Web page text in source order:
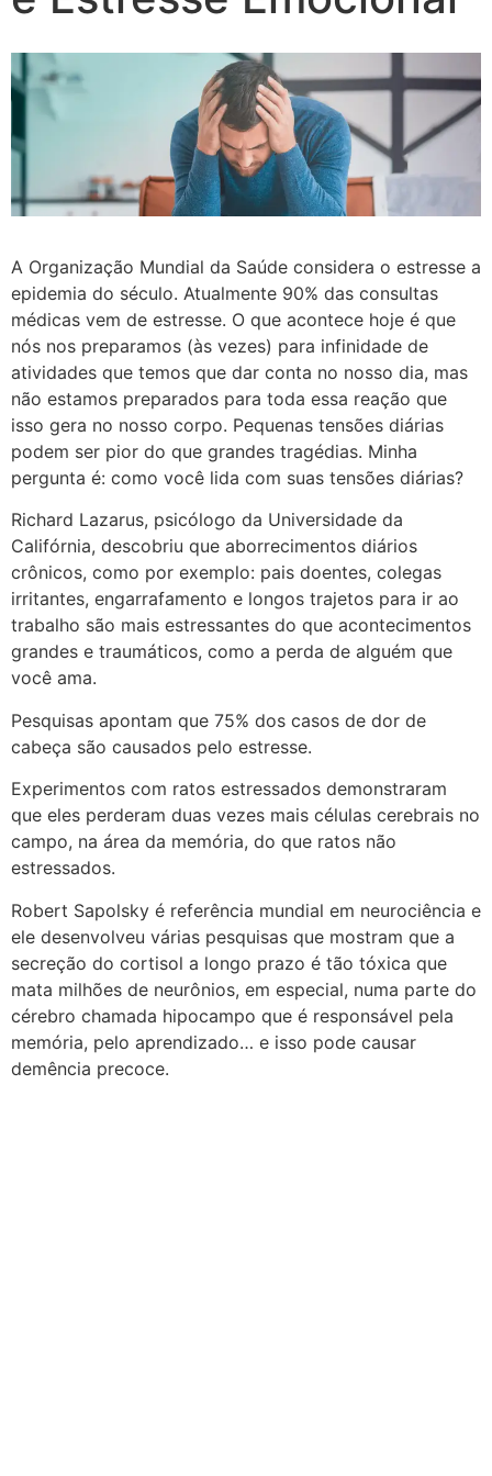
A Organização Mundial da Saúde considera o estresse a
epidemia do século. Atualmente 90% das consultas
médicas vem de estresse. O que acontece hoje é que
nós nos preparamos (às vezes) para infinidade de
atividades que temos que dar conta no nosso dia, mas
não estamos preparados para toda essa reação que
isso gera no nosso corpo. Pequenas tensões diárias
podem ser pior do que grandes tragédias. Minha
pergunta é: como você lida com suas tensões diárias?
Richard Lazarus, psicólogo da Universidade da
Califórnia, descobriu que aborrecimentos diários
crônicos, como por exemplo: pais doentes, colegas
irritantes, engarrafamento e longos trajetos para ir ao
trabalho são mais estressantes do que acontecimentos
grandes e traumáticos, como a perda de alguém que
você ama.
Pesquisas apontam que 75% dos casos de dor de
cabeça são causados pelo estresse.
Experimentos com ratos estressados demonstraram
que eles perderam duas vezes mais células cerebrais no
campo, na área da memória, do que ratos não
estressados.
Robert Sapolsky é referência mundial em neurociência e
ele desenvolveu várias pesquisas que mostram que a
secreção do cortisol a longo prazo é tão tóxica que
mata milhões de neurônios, em especial, numa parte do
cérebro chamada hipocampo que é responsável pela
memória, pelo aprendizado… e isso pode causar
demência precoce.